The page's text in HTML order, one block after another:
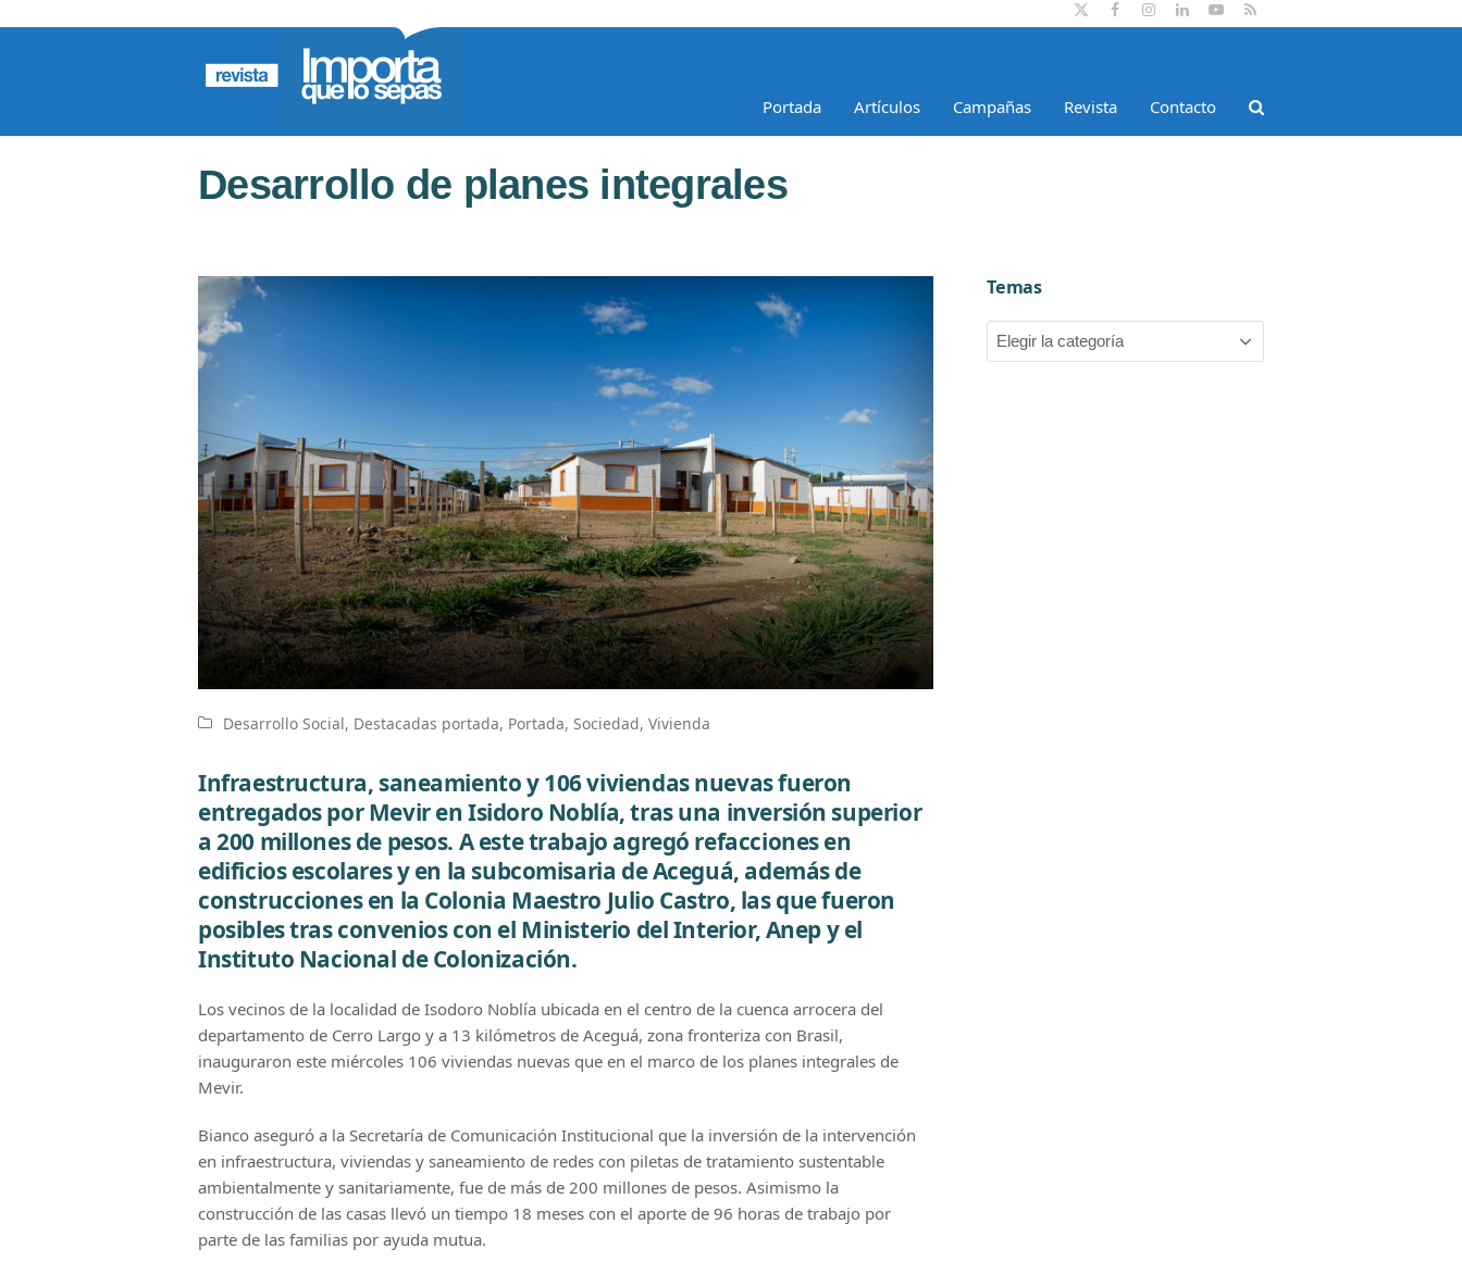
TwitterFacebookInstagram
LinkedIn
YouTube
RSS
Portada Artículos Campañas Revista Contacto
Desarrollo de planes integrales
Desarrollo Social, Destacadas portada, Portada, Sociedad, Vivienda
Infraestructura, saneamiento y 106 viviendas nuevas fueron
entregados por Mevir en Isidoro Noblía, tras una inversión superior
a 200 millones de pesos. A este trabajo agregó refacciones en
edificios escolares y en la subcomisaria de Aceguá, además de
construcciones en la Colonia Maestro Julio Castro, las que fueron
posibles tras convenios con el Ministerio del Interior, Anep y el
Instituto Nacional de Colonización.
Los vecinos de la localidad de Isodoro Noblía ubicada en el centro de la cuenca arrocera del
departamento de Cerro Largo y a 13 kilómetros de Aceguá, zona fronteriza con Brasil,
inauguraron este miércoles 106 viviendas nuevas que en el marco de los planes integrales de
Mevir.
Bianco aseguró a la Secretaría de Comunicación Institucional que la inversión de la intervención
en infraestructura, viviendas y saneamiento de redes con piletas de tratamiento sustentable
ambientalmente y sanitariamente, fue de más de 200 millones de pesos. Asimismo la
construcción de las casas llevó un tiempo 18 meses con el aporte de 96 horas de trabajo por
parte de las familias por ayuda mutua.
Temas
Temas